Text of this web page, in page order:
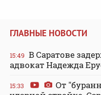
ГЛАВНЫЕ НОВОСТИ
15:49 В Саратове
адвокат Надежда
15:33
От